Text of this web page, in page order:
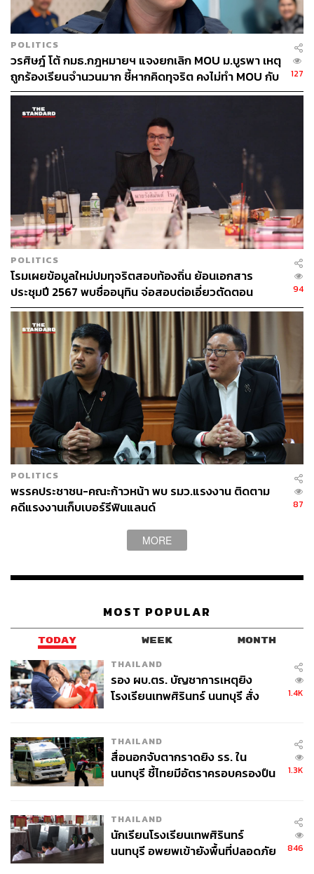
ดูแลด้านความมั่นคงใหม่ ก่อนจะก้าวขึ้นสู่ตำแหน่ง
เลขาธิการพรรคในวันนี้
TAGS: F-35
การเลือกตั้ง
พรรคประชาชน
รัฐสภา
ทรัพยากรมนุษย์
เรือดำน้ำ
เลือกตั้ง 2569
พรรคอนาคตใหม่
งบประมาณกลาโหม
พิจารณ์ เชาวพัฒนวงศ์
เลือกตั้ง
267
ABOUT THE AUTHOR
THE STANDARD TEAM
กองบรรณาธิการ THE STANDARD
ABOUT THE PHOTOGRAPHER
ณาฌารัฐ ภักดีอาสา
ช่างภาพข่าว ประจำสำนักข่าว THE
STANDARD
POLITICS
วรศิษฎ์ โต้ กมธ.กฎหมายฯ แจงยกเลิก MOU ม.บูรพา เหตุ
ถูกร้องเรียนจำนวนมาก ชี้หากคิดทุจริต คงไม่ทำ MOU กับ
5 หน่วยงาน
127
POLITICS
โรมเผยข้อมูลใหม่ปมทุจริตสอบท้องถิ่น ย้อนเอกสาร
ประชุมปี 2567 พบชื่ออนุทิน จ่อสอบต่อเอี่ยวตัดตอน
ม.บูรพา หรือไม่
94
POLITICS
พรรคประชาชน-คณะก้าวหน้า พบ รมว.แรงงาน ติดตาม
คดีแรงงานเก็บเบอร์รีฟินแลนด์
87
MORE
MOST POPULAR
TODAY WEEK MONTH
THAILAND
รอง ผบ.ตร. บัญชาการเหตุยิง
โรงเรียนเทพศิรินทร์ นนทบุรี สั่ง
1.4K
THAILAND
สื่อนอกจับตากราดยิง รร. ใน
นนทบุรี ชี้ไทยมีอัตราครอบครองปืน
1.3K
THAILAND
นักเรียนโรงเรียนเทพศิรินทร์
นนทบุรี อพยพเข้ายังพื้นที่ปลอดภัย
846